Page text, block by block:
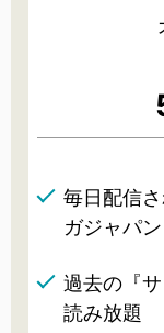
毎日配信
ガジャパ
過去の『
読み放題